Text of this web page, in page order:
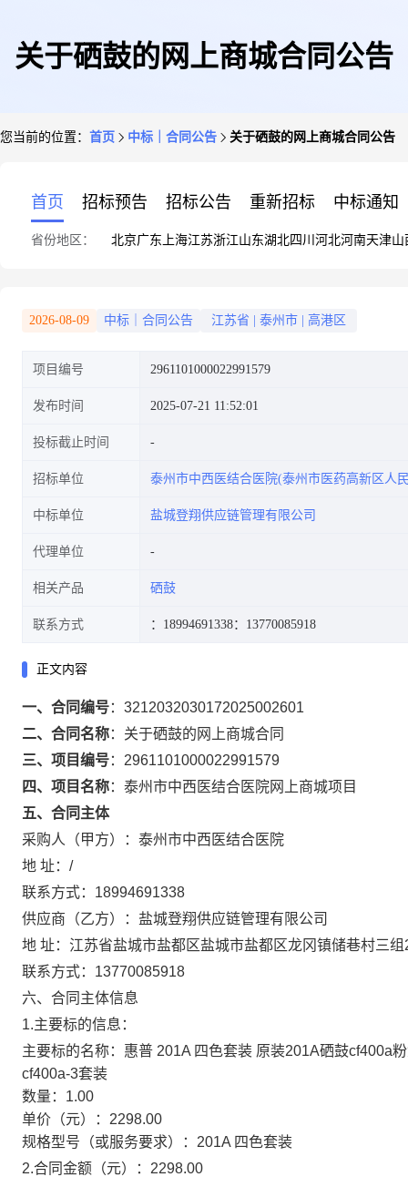
关于硒鼓的网上商城合同公告
您当前的位置： 首页 中标｜合同公告 关于硒鼓的网上商城合同公告
首页 招标预告 招标公告 重新招标 中标通知
省份地区： 北京广东 上海江苏浙江山东湖北四川 河北河南天津山
2026-08-09 中标｜合同公告 江苏省 泰州市 高港区
项目编号 2961101000022991579
发布时间 2025-07-21 11:52:01
投标截止时间
招标单位 泰州市中西医结合医院(泰州市医药高新区人
中标单位 盐城登翔供应链管理有限公司
代理单位
相关产品 硒鼓
联系方式 ：18994691338：13770085918
正文内容
一、合同编号： 3212032030172025002601
二、合同名称： 关于硒鼓的网上商城合同
三、项目编号： 2961101000022991579
四、项目名称： 泰州市中西医结合医院网上商城项目
五、合同主体
采购人（甲方）： 泰州市中西医结合医院
地 址： /
联系方式： 18994691338
供应商（乙方）： 盐城登翔供应链管理有限公司
地 址： 江苏省盐城市盐都区盐城市盐都区龙冈镇储巷村三组
联系方式： 13770085918
六、合同主体信息
1.主要标的信息：
主要标的名称： 惠普 201A 四色套装 原装201A硒鼓cf400a
cf400a-3套装
数量： 1.00
单价（元）： 2298.00
规格型号（或服务要求）： 201A 四色套装
2.合同金额（元）： 2298.00